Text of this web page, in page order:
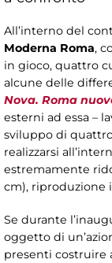
All’interno del
Moderna Roma,
in gioco, quattro
alcune delle
Nova. Roma
esterni ad essa –
sviluppo di
realizzarsi
estremamente
cm), riproduzione
Se durante
oggetto di
presenti costruire